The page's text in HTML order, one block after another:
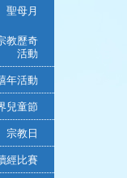
聖母月
教歷奇
活動
年活動
兒童節
宗教日
經比賽